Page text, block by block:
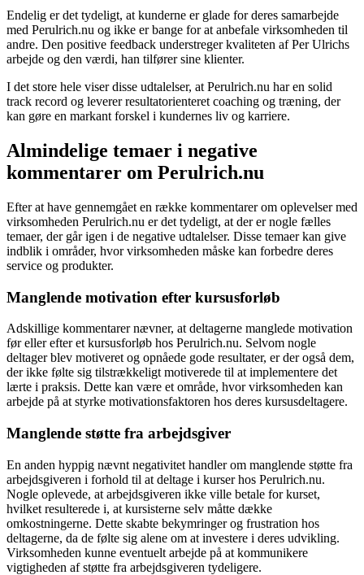
Endelig er det tydeligt, at kunderne er glade for deres samarbejde
med Perulrich.nu og ikke er bange for at anbefale virksomheden til
andre. Den positive feedback understreger kvaliteten af Per Ulrichs
arbejde og den værdi, han tilfører sine klienter.
I det store hele viser disse udtalelser, at Perulrich.nu har en solid
track record og leverer resultatorienteret coaching og træning, der
kan gøre en markant forskel i kundernes liv og karriere.
Almindelige temaer i negative
kommentarer om Perulrich.nu
Efter at have gennemgået en række kommentarer om oplevelser med
virksomheden Perulrich.nu er det tydeligt, at der er nogle fælles
temaer, der går igen i de negative udtalelser. Disse temaer kan give
indblik i områder, hvor virksomheden måske kan forbedre deres
service og produkter.
Manglende motivation efter kursusforløb
Adskillige kommentarer nævner, at deltagerne manglede motivation
før eller efter et kursusforløb hos Perulrich.nu. Selvom nogle
deltager blev motiveret og opnåede gode resultater, er der også dem,
der ikke følte sig tilstrækkeligt motiverede til at implementere det
lærte i praksis. Dette kan være et område, hvor virksomheden kan
arbejde på at styrke motivationsfaktoren hos deres kursusdeltagere.
Manglende støtte fra arbejdsgiver
En anden hyppig nævnt negativitet handler om manglende støtte fra
arbejdsgiveren i forhold til at deltage i kurser hos Perulrich.nu.
Nogle oplevede, at arbejdsgiveren ikke ville betale for kurset,
hvilket resulterede i, at kursisterne selv måtte dække
omkostningerne. Dette skabte bekymringer og frustration hos
deltagerne, da de følte sig alene om at investere i deres udvikling.
Virksomheden kunne eventuelt arbejde på at kommunikere
vigtigheden af støtte fra arbejdsgiveren tydeligere.